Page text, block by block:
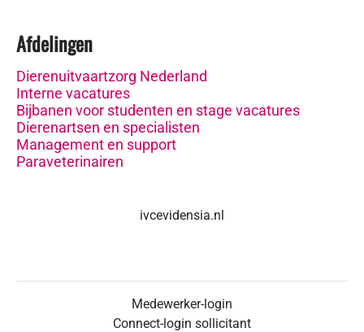
Afdelingen
Dierenuitvaartzorg Nederland
Interne vacatures
Bijbanen voor studenten en stage vacatures
Dierenartsen en specialisten
Management en support
Paraveterinairen
ivcevidensia.nl
Medewerker-login
Connect-login sollicitant